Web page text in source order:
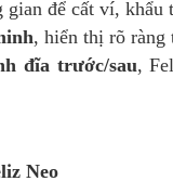
gian để cất ví, khẩu
, hiển thị rõ ràng
đĩa trước/sau,
Neo